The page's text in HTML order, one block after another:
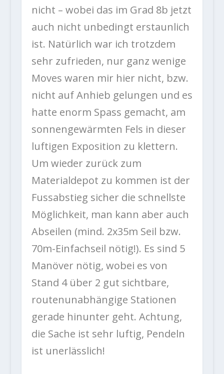
nicht – wobei das im Grad 8b jetzt
auch nicht unbedingt erstaunlich
ist. Natürlich war ich trotzdem
sehr zufrieden, nur ganz wenige
Moves waren mir hier nicht, bzw.
nicht auf Anhieb gelungen und es
hatte enorm Spass gemacht, am
sonnengewärmten Fels in dieser
luftigen Exposition zu klettern.
Um wieder zurück zum
Materialdepot zu kommen ist der
Fussabstieg sicher die schnellste
Möglichkeit, man kann aber auch
Abseilen (mind. 2x35m Seil bzw.
70m-Einfachseil nötig!). Es sind 5
Manöver nötig, wobei es von
Stand 4 über 2 gut sichtbare,
routenunabhängige Stationen
gerade hinunter geht. Achtung,
die Sache ist sehr luftig, Pendeln
ist unerlässlich!